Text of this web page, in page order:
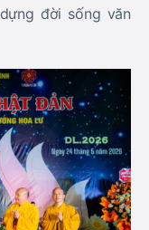
đời sống văn